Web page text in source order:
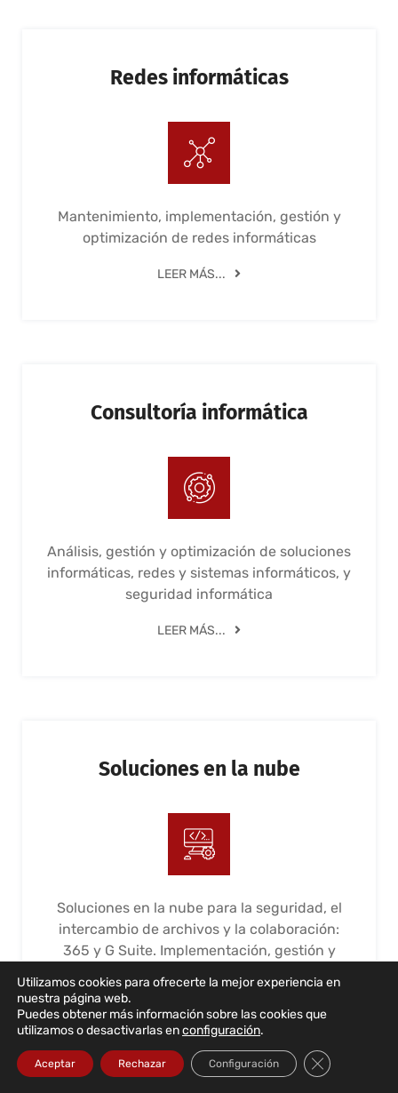
Redes informáticas
Mantenimiento, implementación, gestión y
optimización de redes informáticas
LEER MÁS...
Consultoría informática
Análisis, gestión y optimización de soluciones
informáticas, redes y sistemas informáticos, y
seguridad informática
LEER MÁS...
Soluciones en la nube
Soluciones en la nube para la seguridad, el
intercambio de archivos y la colaboración:
365 y G Suite. Implementación, gestión y
LEER MÁS...
Utilizamos cookies para ofrecerte la mejor experiencia en
nuestra página web.
Puedes obtener más información sobre las cookies que
utilizamos o desactivarlas enconfiguración.
Aceptar Rechazar Configuración Cerrar el